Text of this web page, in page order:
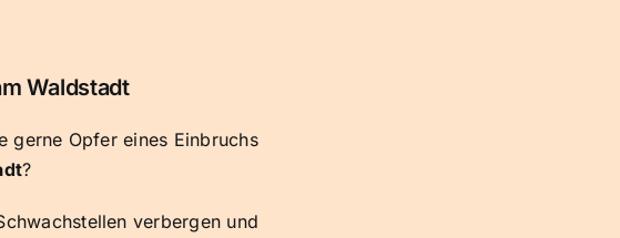
Waldstadt
gerne Opfer eines Einbruchs
?
verbergen und